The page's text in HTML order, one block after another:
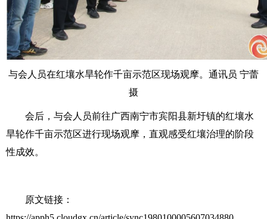
与会人员在红壤水旱轮作千亩示范区现场观摩。通讯员 宁蕾
摄
会后，与会人员前往广西南宁市宾阳县新圩镇的红壤水
旱轮作千亩示范区进行现场观摩，直观感受红壤治理的阶段
性成效。
原文链接：